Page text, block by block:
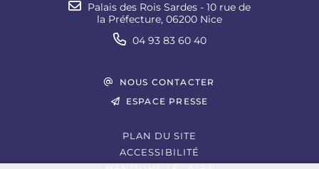
Palais des Rois Sardes - 10 rue de
la Préfecture, 06200 Nice
04 93 83 60 40
NOUS CONTACTER
ESPACE PRESSE
PLAN DU SITE
ACCESSIBILITÉ